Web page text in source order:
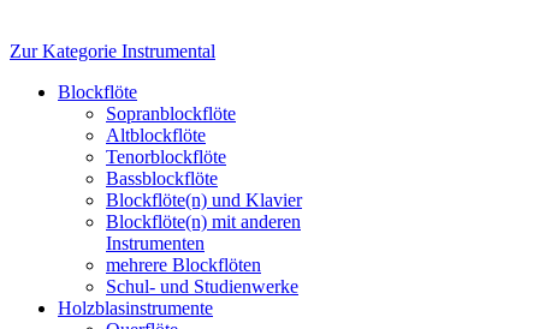
Zur Kategorie Instrumental
Blockflöte
Sopranblockflöte
Altblockflöte
Tenorblockflöte
Bassblockflöte
Blockflöte(n) und Klavier
Blockflöte(n) mit anderen
Instrumenten
mehrere Blockflöten
Schul- und Studienwerke
Holzblasinstrumente